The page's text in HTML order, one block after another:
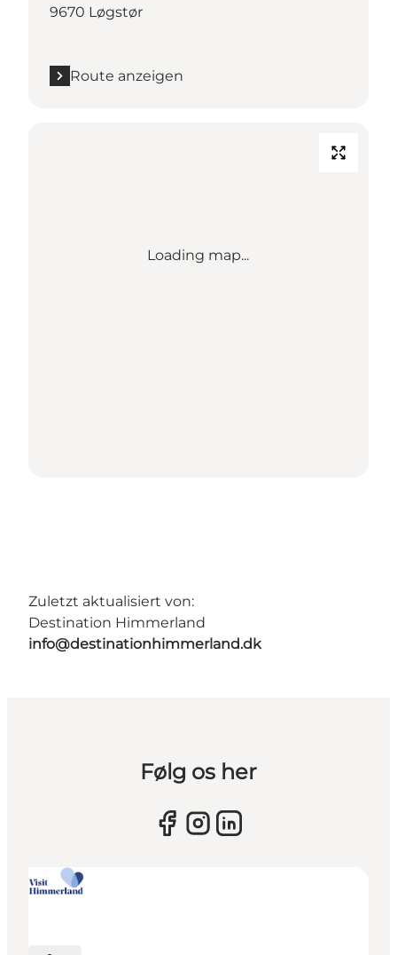
9670 Løgstør
Route anzeigen
Loading map...
Zuletzt aktualisiert von:
Destination Himmerland
info@destinationhimmerland.dk
Følg os her